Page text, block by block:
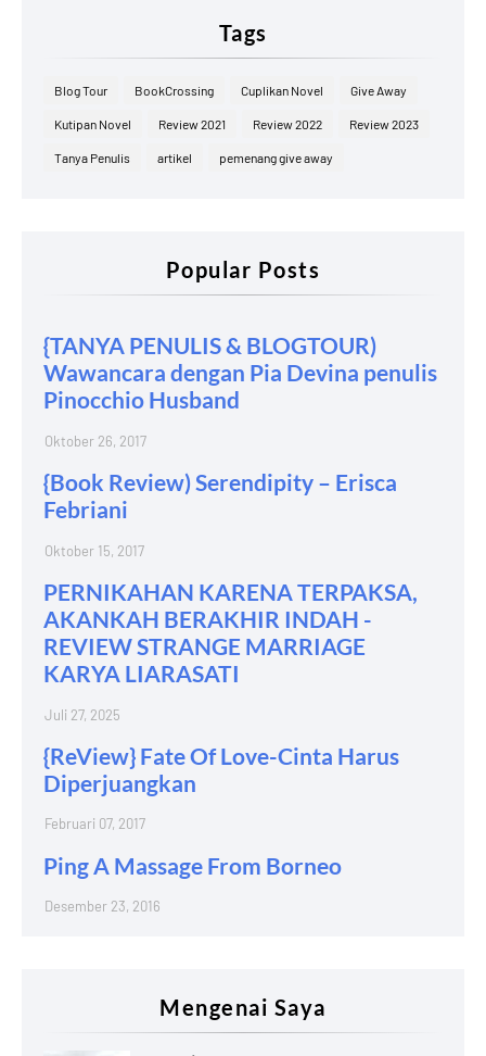
Tags
Blog Tour BookCrossing Cuplikan Novel Give Away
Kutipan Novel Review 2021 Review 2022 Review 2023
Tanya Penulis artikel pemenang give away
Popular Posts
{TANYA PENULIS & BLOGTOUR)
Wawancara dengan Pia Devina penulis
Pinocchio Husband
Oktober 26, 2017
{Book Review) Serendipity – Erisca
Febriani
Oktober 15, 2017
PERNIKAHAN KARENA TERPAKSA,
AKANKAH BERAKHIR INDAH -
REVIEW STRANGE MARRIAGE
KARYA LIARASATI
Juli 27, 2025
{ReView} Fate Of Love-Cinta Harus
Diperjuangkan
Februari 07, 2017
Ping A Massage From Borneo
Desember 23, 2016
Mengenai Saya